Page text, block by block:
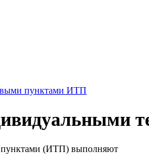
пунктами ИТП
(ИТП) выполняют